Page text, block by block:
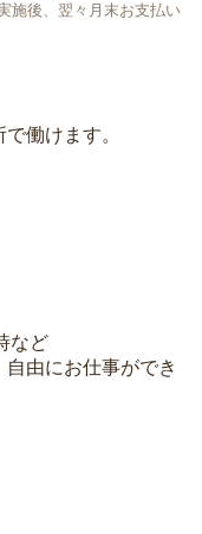
施後、翌々月末お支払い
働けます。
など
由にお仕事ができ